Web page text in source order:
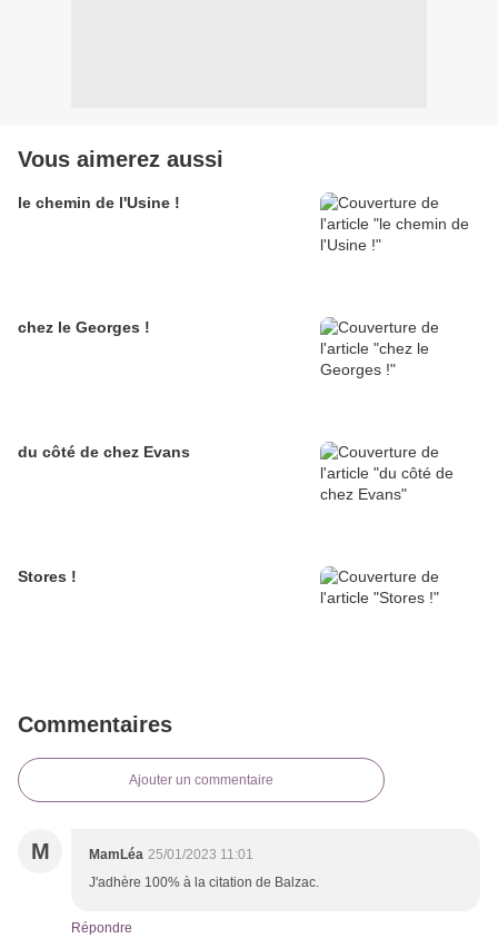
Vous aimerez aussi
le chemin de l'Usine !
chez le Georges !
du côté de chez Evans
Stores !
Commentaires
Ajouter un commentaire
M MamLéa 25/01/2023 11:01
J'adhère 100% à la citation de Balzac.
Répondre